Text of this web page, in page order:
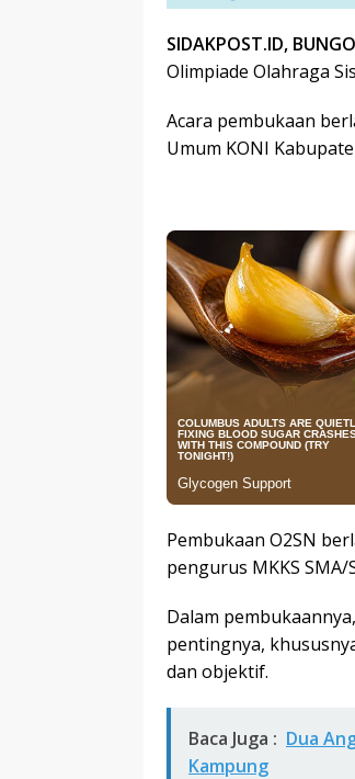
SIDAKPOST.ID, BUNGO
Olimpiade Olahraga
Acara pembukaan
Umum KONI
Pembukaan O2SN
pengurus MKKS
Dalam
pentingnya,
dan objektif.
Baca Juga : Dua
Kampung